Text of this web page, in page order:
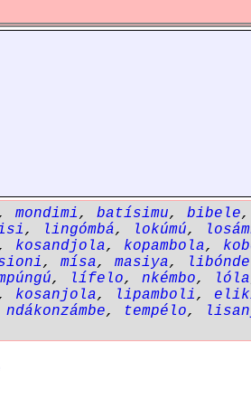
mondimi, batísimu, bibele,
, lingómbá, lokúmú,
kosandjola, kopambola,
, mísa, masiya,
, lífelo, nkémbo, lóla
kosanjola, lipamboli,
ndákonzámbe, tempélo,